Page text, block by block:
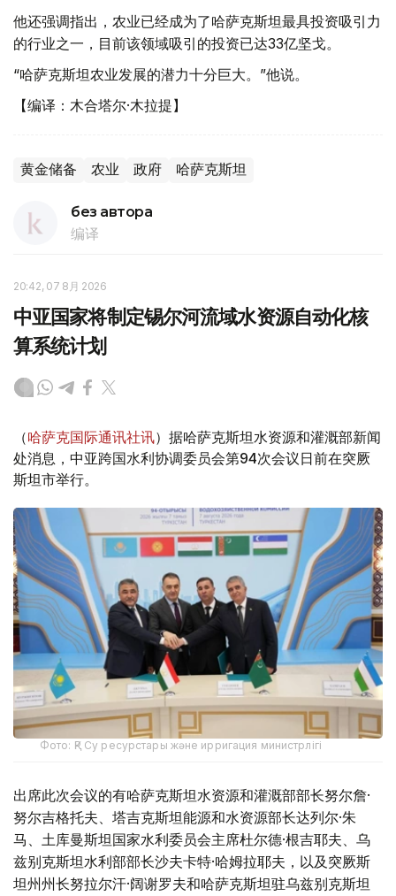
他还强调指出，农业已经成为了哈萨克斯坦最具投资吸引力
的行业之一，目前该领域吸引的投资已达33亿坚戈。
“哈萨克斯坦农业发展的潜力十分巨大。”他说。
【编译：木合塔尔·木拉提】
黄金储备 农业 政府 哈萨克斯坦
без автора
编译
20:42, 07 8月 2026
中亚国家将制定锡尔河流域水资源自动化核
算系统计划
（哈萨克国际通讯社讯）据哈萨克斯坦水资源和灌溉部新闻
处消息，中亚跨国水利协调委员会第94次会议日前在突厥
斯坦市举行。
Фото: ҚР Су ресурстары және ирригация министрлігі
出席此次会议的有哈萨克斯坦水资源和灌溉部部长努尔詹·
努尔吉格托夫、塔吉克斯坦能源和水资源部长达列尔·朱
马、土库曼斯坦国家水利委员会主席杜尔德·根吉耶夫、乌
兹别克斯坦水利部部长沙夫卡特·哈姆拉耶夫，以及突厥斯
坦州州长努拉尔汗·阔谢罗夫和哈萨克斯坦驻乌兹别克斯坦